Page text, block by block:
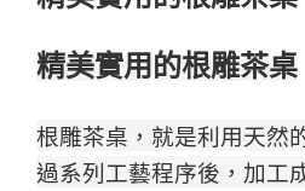
精美實用的根雕茶桌
根雕茶桌，就是利用天然
過系列工藝程序後，加工